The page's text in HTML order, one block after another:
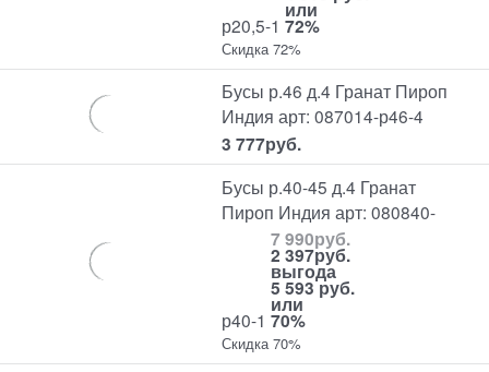
р20,5-1
или
72%
Скидка 72%
Бусы р.46 д.4 Гранат Пироп
Индия арт: 087014-р46-4
3 777руб.
Бусы р.40-45 д.4 Гранат
Пироп Индия арт: 080840-
р40-1
7 990руб.
2 397руб.
выгода
5 593 руб.
или
70%
Скидка 70%